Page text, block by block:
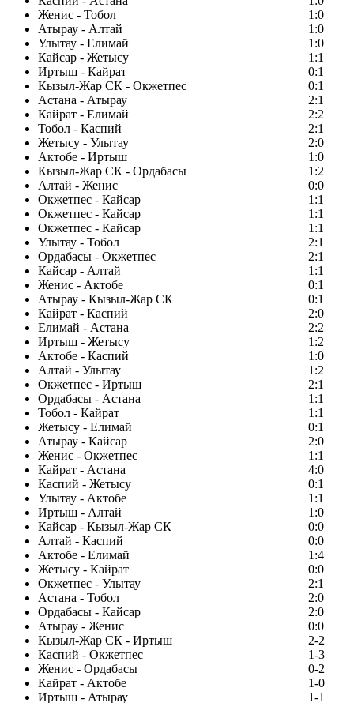
Женис - Тобол
1:0
Атырау - Алтай
1:0
Улытау - Елимай
1:0
Кайсар - Жетысу
1:1
Иртыш - Кайрат
0:1
Кызыл-Жар СК - Окжетпес
0:1
Астана - Атырау
2:1
Кайрат - Елимай
2:2
Тобол - Каспий
2:1
Жетысу - Улытау
2:0
Актобе - Иртыш
1:0
Кызыл-Жар СК - Ордабасы
1:2
Алтай - Женис
0:0
Окжетпес - Кайсар
1:1
Окжетпес - Кайсар
1:1
Окжетпес - Кайсар
1:1
Улытау - Тобол
2:1
Ордабасы - Окжетпес
2:1
Кайсар - Алтай
1:1
Женис - Актобе
0:1
Атырау - Кызыл-Жар СК
0:1
Кайрат - Каспий
2:0
Елимай - Астана
2:2
Иртыш - Жетысу
1:2
Актобе - Каспий
1:0
Алтай - Улытау
1:2
Окжетпес - Иртыш
2:1
Ордабасы - Астана
1:1
Тобол - Кайрат
1:1
Жетысу - Елимай
0:1
Атырау - Кайсар
2:0
Женис - Окжетпес
1:1
Кайрат - Астана
4:0
Каспий - Жетысу
0:1
Улытау - Актобе
1:1
Иртыш - Алтай
1:0
Кайсар - Кызыл-Жар СК
0:0
Алтай - Каспий
0:0
Актобе - Елимай
1:4
Жетысу - Кайрат
0:0
Окжетпес - Улытау
2:1
Астана - Тобол
2:0
Ордабасы - Кайсар
2:0
Атырау - Женис
0:0
Кызыл-Жар СК - Иртыш
2-2
Каспий - Окжетпес
1-3
Женис - Ордабасы
0-2
Кайрат - Актобе
1-0
Иртыш - Атырау
1-1